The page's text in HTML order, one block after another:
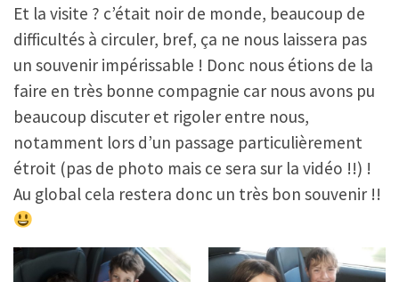
Et la visite ? c’était noir de monde, beaucoup de
difficultés à circuler, bref, ça ne nous laissera pas
un souvenir impérissable ! Donc nous étions de la
faire en très bonne compagnie car nous avons pu
beaucoup discuter et rigoler entre nous,
notamment lors d’un passage particulièrement
étroit (pas de photo mais ce sera sur la vidéo !!) !
Au global cela restera donc un très bon souvenir !!